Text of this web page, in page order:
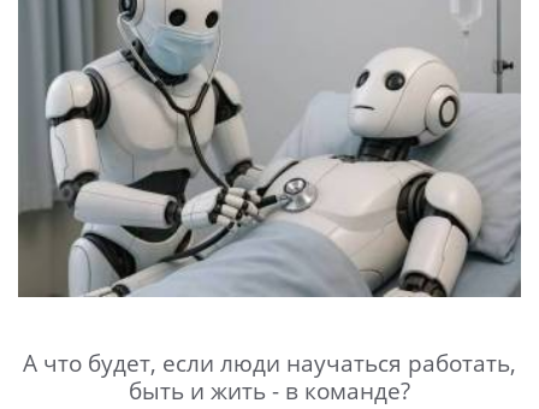
А что будет, если люди научаться работать,
быть и жить - в команде?